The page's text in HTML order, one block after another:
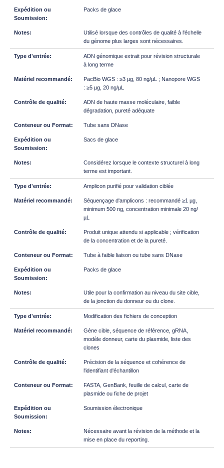
Packs de glace
Utilisé lorsque des contrôles de qualité à l'échelle
du génome plus larges sont nécessaires.
ADN génomique extrait pour révision structurale
à long terme
PacBio WGS : ≥3 µg, 80 ng/µL ; Nanopore WGS
: ≥5 µg, 20 ng/µL
ADN de haute masse moléculaire, faible
dégradation, pureté adéquate
Tube sans DNase
Sacs de glace
Considérez lorsque le contexte structurel à long
terme est important.
Amplicon purifié pour validation ciblée
Séquençage d'amplicons : recommandé ≥1 µg,
minimum 500 ng, concentration minimale 20 ng/
µL
Produit unique attendu si applicable ; vérification
de la concentration et de la pureté.
Tube à faible liaison ou tube sans DNase
Packs de glace
Utile pour la confirmation au niveau du site cible,
de la jonction du donneur ou du clone.
Modification des fichiers de conception
Gène cible, séquence de référence, gRNA,
modèle donneur, carte du plasmide, liste des
clones
Précision de la séquence et cohérence de
l'identifiant d'échantillon
FASTA, GenBank, feuille de calcul, carte de
plasmide ou fiche de projet
Soumission électronique
Nécessaire avant la révision de la méthode et la
mise en place du reporting.